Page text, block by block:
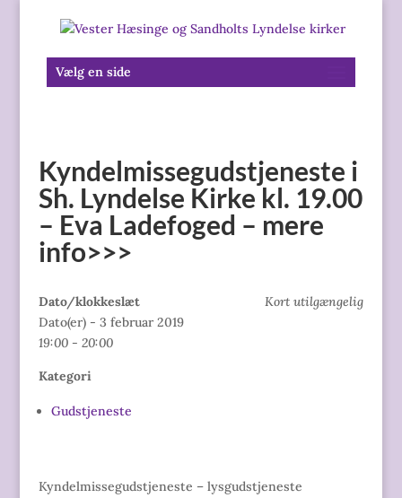
Vælg en side
Kyndelmissegudstjeneste i
Sh. Lyndelse Kirke kl. 19.00
– Eva Ladefoged – mere
info>>>
Kort utilgængelig
Dato/klokkeslæt
Dato(er) - 3 februar 2019
19:00 - 20:00
Kategori
Gudstjeneste
Kyndelmissegudstjeneste – lysgudstjeneste